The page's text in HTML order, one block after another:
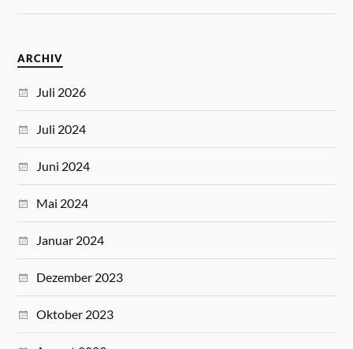
ARCHIV
Juli 2026
Juli 2024
Juni 2024
Mai 2024
Januar 2024
Dezember 2023
Oktober 2023